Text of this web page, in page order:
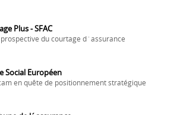
Plus - SFAC
du courtage d´assurance
Social Européen
en quête de positionnement stratégique